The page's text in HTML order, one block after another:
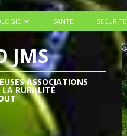
SANTE SECURITE
JMS
ASSOCIATIONS
LA RURALITÉ